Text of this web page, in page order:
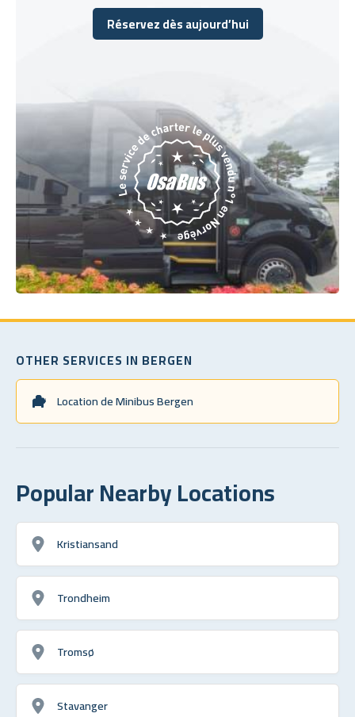
Réservez dès aujourd’hui
Réservez dès aujourd’hui
OTHER SERVICES IN BERGEN
Location de Minibus Bergen
Popular Nearby Locations
Kristiansand
Trondheim
Tromsø
Stavanger